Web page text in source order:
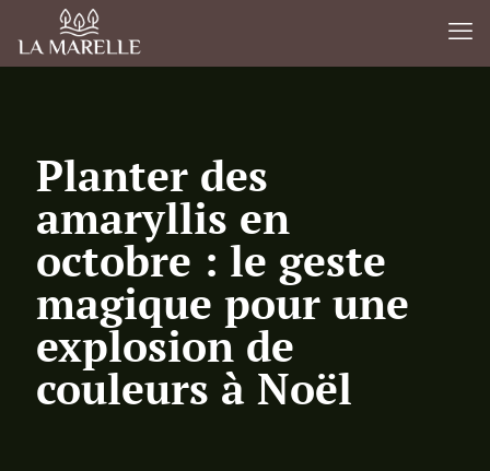
Planter des
amaryllis en
octobre : le geste
magique pour une
explosion de
couleurs à Noël